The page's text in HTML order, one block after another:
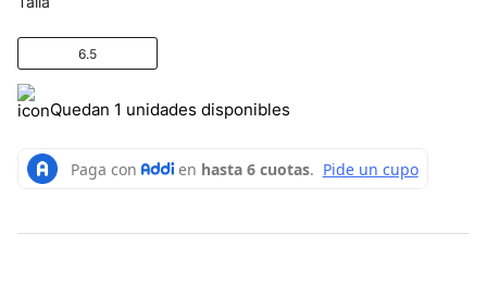
6.5
Quedan 1 unidades disponibles